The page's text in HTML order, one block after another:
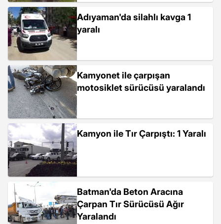
Adıyaman'da silahlı kavga 1
yaralı
Kamyonet ile çarpışan
motosiklet sürücüsü yaralandı
Kamyon ile Tır Çarpıştı: 1 Yaralı
Batman'da Beton Aracına
Çarpan Tır Sürücüsü Ağır
Yaralandı